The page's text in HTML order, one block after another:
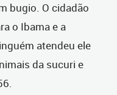
bugio. O cidadão
o Ibama e a
atendeu ele
da sucuri e